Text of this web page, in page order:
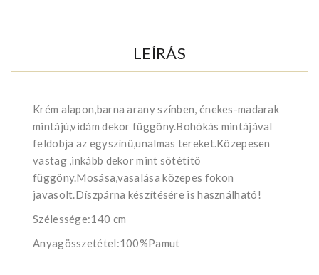
LEÍRÁS
Krém alapon,barna arany színben, énekes-madarak
mintájú,vidám dekor függöny.Bohókás mintájával
feldobja az egyszínű,unalmas tereket.Közepesen
vastag ,inkább dekor mint sötétítő
függöny.Mosása,vasalása közepes fokon
javasolt.Díszpárna készítésére is használható!
Szélessége:140 cm
Anyagösszetétel:100%Pamut